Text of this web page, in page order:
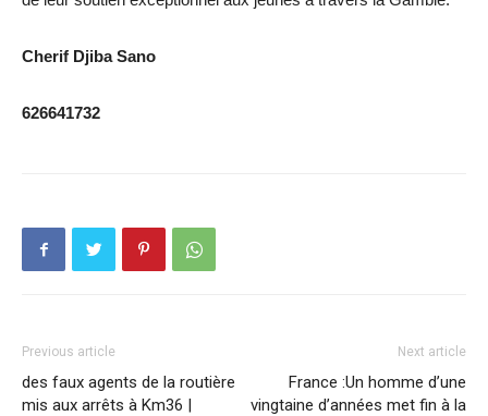
Cherif Djiba Sano
626641732
Previous article
des faux agents de la routière
mis aux arrêts à Km36 |
Next article
France :Un homme d’une
vingtaine d’années met fin à la